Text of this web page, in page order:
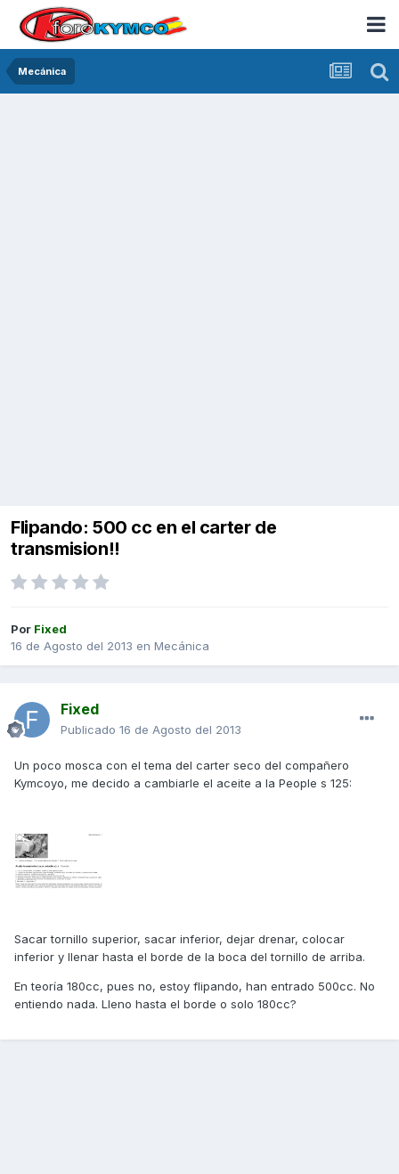
Mecánica
Flipando: 500 cc en el carter de
transmision!!
Por Fixed
16 de Agosto del 2013 en Mecánica
Fixed
Publicado 16 de Agosto del 2013
Un poco mosca con el tema del carter seco del compañero
Kymcoyo, me decido a cambiarle el aceite a la People s 125:
Sacar tornillo superior, sacar inferior, dejar drenar, colocar
inferior y llenar hasta el borde de la boca del tornillo de arriba.
En teoría 180cc, pues no, estoy flipando, han entrado 500cc. No
entiendo nada. Lleno hasta el borde o solo 180cc?